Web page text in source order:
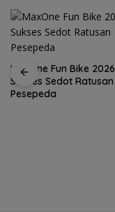
MaxOne Fun Bike 2026
Sukses Sedot Ratusan
Pesepeda